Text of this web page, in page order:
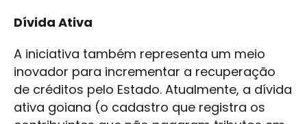
Dívida Ativa
A iniciativa também representa um meio
inovador para incrementar a recuperação
de créditos pelo Estado. Atualmente, a dívida
ativa goiana (o cadastro que registra os